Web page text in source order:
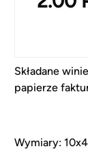
Składane
papierze
Wymiary: